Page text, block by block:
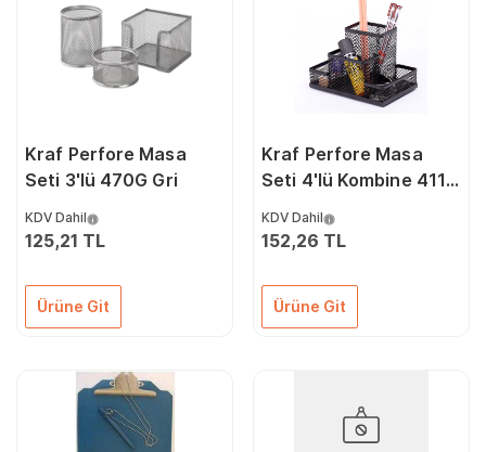
Kraf Perfore Masa
Seti 3'lü 470G Gri
KDV Dahil
125,21 TL
Ürüne Git
Kraf Perfore Masa
Seti 4'lü Kombine 411G
KDV Dahil
152,26 TL
Ürüne Git